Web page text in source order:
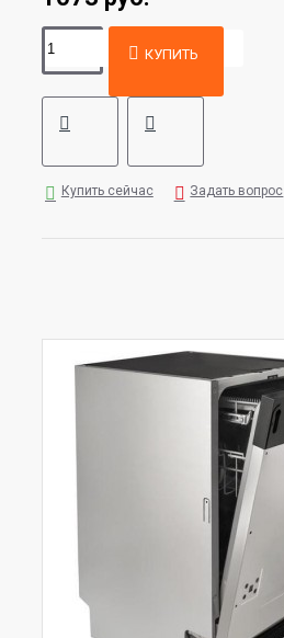
КУПИТЬ
Купить сейчас Задать вопрос